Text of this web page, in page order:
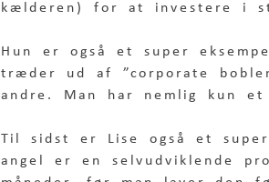
kælderen) for at investere i
Hun er også et super
træder ud af ”corporate
andre. Man har nemlig kun
Til sidst er Lise også et
angel er en selvudviklende